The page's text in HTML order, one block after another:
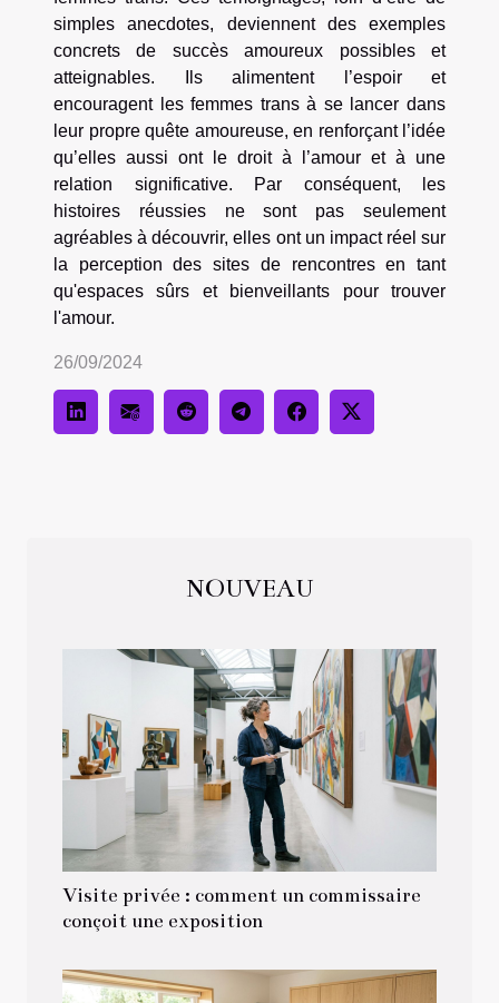
simples anecdotes, deviennent des exemples
concrets de succès amoureux possibles et
atteignables. Ils alimentent l’espoir et
encouragent les femmes trans à se lancer dans
leur propre quête amoureuse, en renforçant l’idée
qu’elles aussi ont le droit à l’amour et à une
relation significative. Par conséquent, les
histoires réussies ne sont pas seulement
agréables à découvrir, elles ont un impact réel sur
la perception des sites de rencontres en tant
qu'espaces sûrs et bienveillants pour trouver
l'amour.
26/09/2024
NOUVEAU
Visite privée : comment un commissaire
conçoit une exposition